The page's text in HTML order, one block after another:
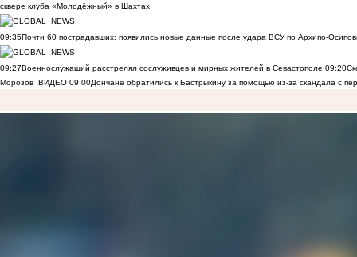
сквере клуба «Молодёжный» в Шахтах
09:35Почти 60 пострадавших: появились новые данные после удара ВСУ по Архипо-
09:27Военнослужащий расстрелял сослуживцев и мирных жителей в Севастополе 09:20
Морозов ВИДЕО 09:00Дончане обратились к Бастрыкину за помощью из-за скандала с